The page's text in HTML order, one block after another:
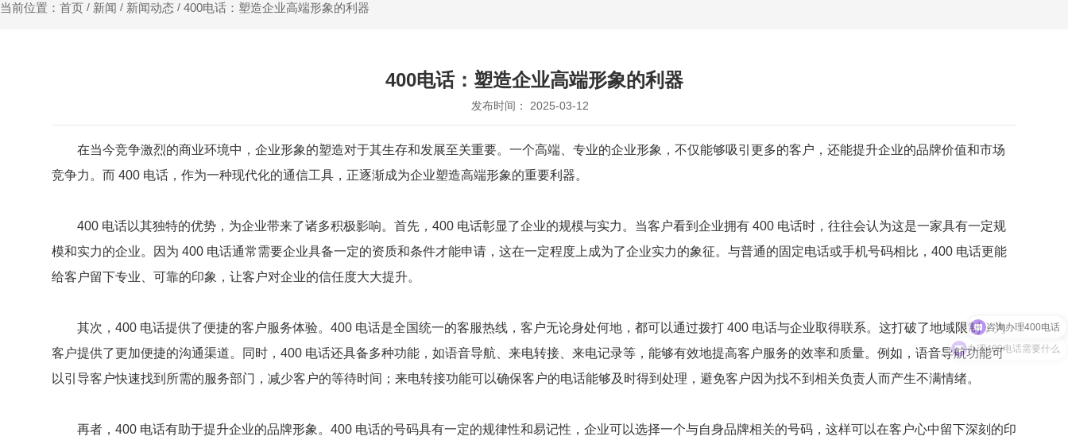
当前位置：首页 / 新闻 / 新闻动态 / 400电话：塑造企业高端形象的利器
400电话：塑造企业高端形象的利器
发布时间： 2025-03-12
在当今竞争激烈的商业环境中，企业形象的塑造对于其生存和发展至关重要。一个高端、专业的企业形象，不仅能够吸引更多的客户，还能提升企业的品牌价值和市场
竞争力。而 400 电话，作为一种现代化的通信工具，正逐渐成为企业塑造高端形象的重要利器。
400 电话以其独特的优势，为企业带来了诸多积极影响。首先，400 电话彰显了企业的规模与实力。当客户看到企业拥有 400 电话时，往往会认为这是一家具有一定规
模和实力的企业。因为 400 电话通常需要企业具备一定的资质和条件才能申请，这在一定程度上成为了企业实力的象征。与普通的固定电话或手机号码相比，400 电话更能
给客户留下专业、可靠的印象，让客户对企业的信任度大大提升。
其次，400 电话提供了便捷的客户服务体验。400 电话是全国统一的客服热线，客户无论身处何地，都可以通过拨打 400 电话与企业取得联系。这打破了地域限制，为
客户提供了更加便捷的沟通渠道。同时，400 电话还具备多种功能，如语音导航、来电转接、来电记录等，能够有效地提高客户服务的效率和质量。例如，语音导航功能可
以引导客户快速找到所需的服务部门，减少客户的等待时间；来电转接功能可以确保客户的电话能够及时得到处理，避免客户因为找不到相关负责人而产生不满情绪。
再者，400 电话有助于提升企业的品牌形象。400 电话的号码具有一定的规律性和易记性，企业可以选择一个与自身品牌相关的号码，这样可以在客户心中留下深刻的印
办理400电话需要什么